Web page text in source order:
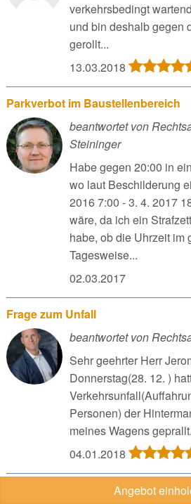
Angebot
verkehrsbedingt
und bin deshalb gegen
gerollt...
13.03.2018
Parkverbot im Baustellenbereich
beantwortet von
Steininger
Habe gegen 20:00 in
wo laut Beschilderung
2016 7:00 - 3. 4. 2017
wäre, da ich ein
habe, ob die Uhrzeit im
Tagesweise...
02.03.2017
Frage zum Unfall
beantwortet von
Sehr geehrter Herr
Donnerstag(28. 12. )
Personen) der
meines Wagens
04.01.2018
Unfall im Parkhaus Treptow Center